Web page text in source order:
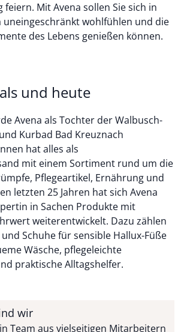
feiern. Mit Avena sollen Sie sich in
uneingeschränkt wohlfühlen und die
des Lebens genießen können.
und heute
Avena als Tochter der Walbusch-
Kurbad Bad Kreuznach
hat alles als
mit einem Sortiment rund um die
Pflegeartikel, Ernährung und
letzten 25 Jahren hat sich Avena
in Sachen Produkte mit
weiterentwickelt. Dazu zählen
Schuhe für sensible Hallux-Füße
Wäsche, pflegeleichte
praktische Alltagshelfer.
wir
Team aus vielseitigen Mitarbeitern